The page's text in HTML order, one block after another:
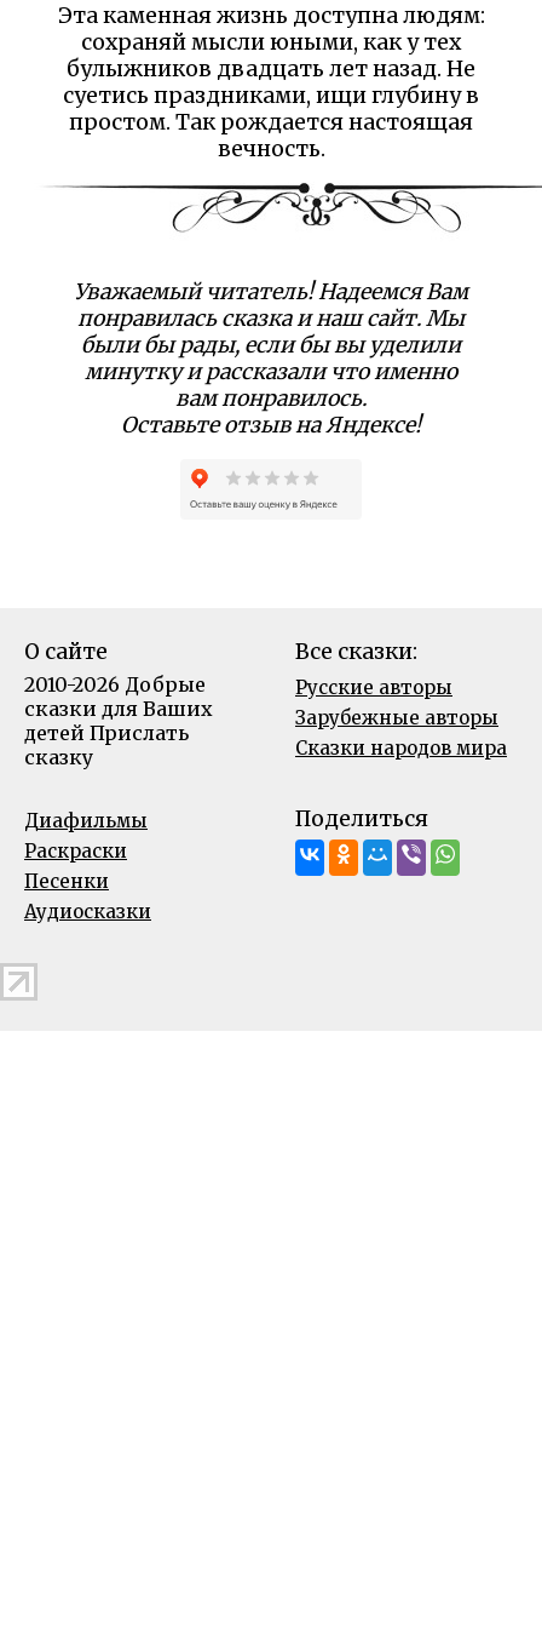
Эта каменная жизнь доступна людям:
сохраняй мысли юными, как у тех
булыжников двадцать лет назад. Не
суетись праздниками, ищи глубину в
простом. Так рождается настоящая
вечность.
Уважаемый читатель! Надеемся Вам
понравилась сказка и наш сайт. Мы
были бы рады, если бы вы уделили
минутку и рассказали что именно
вам понравилось.
Оставьте отзыв на Яндексе!
О сайте
2010-2026 Добрые
сказки для Ваших
детей Прислать
сказку
Все сказки:
Русские авторы
Зарубежные авторы
Сказки народов мира
Диафильмы
Раскраски
Песенки
Аудиосказки
Поделиться